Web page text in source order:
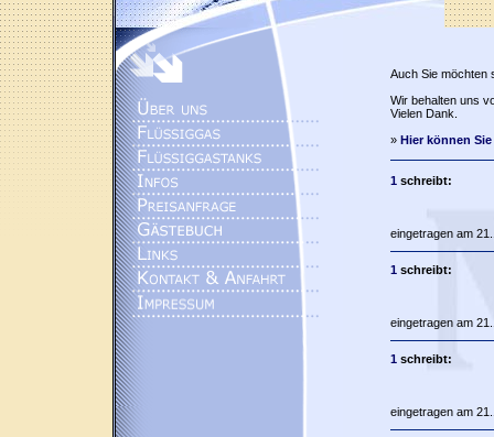
Auch Sie möchten
Wir behalten uns
Vielen Dank.
» Hier können
1schreibt:
eingetragen am
1schreibt:
eingetragen am
1schreibt:
eingetragen am